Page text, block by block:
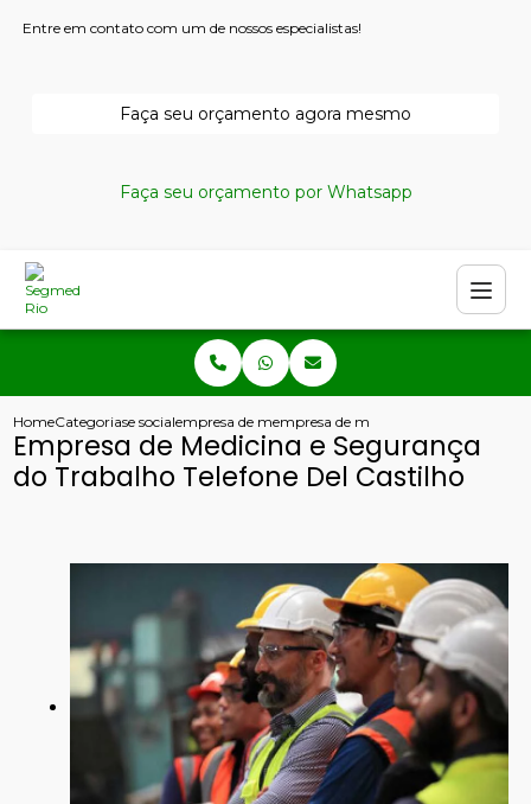
Entre em contato com um de nossos especialistas!
Faça seu orçamento agora mesmo
Faça seu orçamento por Whatsapp
HomeCategoriase socialempresa de medicina do trabalho
empresa de medicina e seguranca
Empresa de Medicina e Segurança
do Trabalho Telefone Del Castilho